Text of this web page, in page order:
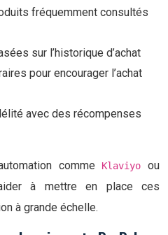
fréquemment consultés
sur l’historique d’achat
pour encourager l’achat
avec des récompenses
comme Klaviyo ou
à mettre en place ces
à grande échelle.